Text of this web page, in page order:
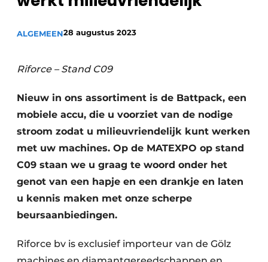
Privacy / Cookie statement
Video’s
ALGEMEEN28 augustus 2023
Riforce – Stand C09
Nieuw in ons assortiment is de Battpack, een
mobiele accu, die u voorziet van de nodige
stroom zodat u milieuvriendelijk kunt werken
met uw machines. Op de MATEXPO op stand
C09 staan we u graag te woord onder het
genot van een hapje en een drankje en laten
u kennis maken met onze scherpe
beursaanbiedingen.
Riforce bv is exclusief importeur van de Gölz